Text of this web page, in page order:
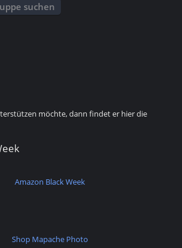
suchen
möchte, dann findet er hier die
Amazon Black Week
Shop Mapache Photo